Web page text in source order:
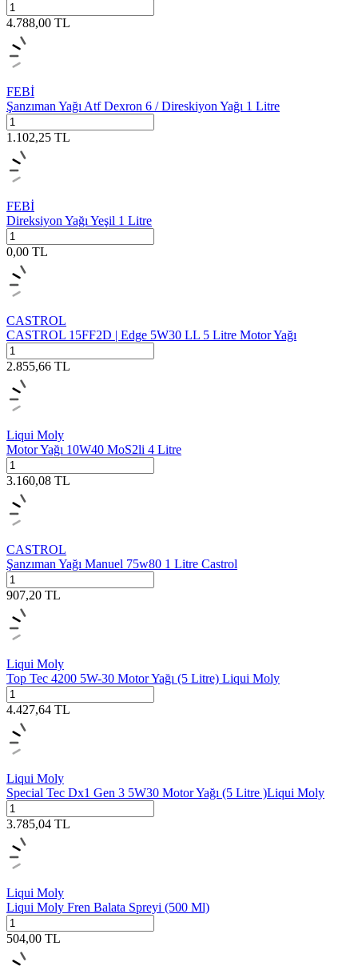
4.788,00 TL
FEBİ
Şanzıman Yağı Atf Dexron 6 / Direskiyon Yağı 1 Litre
1.102,25 TL
FEBİ
Direksiyon Yağı Yeşil 1 Litre
0,00 TL
CASTROL
CASTROL 15FF2D | Edge 5W30 LL 5 Litre Motor Yağı
2.855,66 TL
Liqui Moly
Motor Yağı 10W40 MoS2li 4 Litre
3.160,08 TL
CASTROL
Şanzıman Yağı Manuel 75w80 1 Litre Castrol
907,20 TL
Liqui Moly
Top Tec 4200 5W-30 Motor Yağı (5 Litre) Liqui Moly
4.427,64 TL
Liqui Moly
Special Tec Dx1 Gen 3 5W30 Motor Yağı (5 Litre )Liqui Moly
3.785,04 TL
Liqui Moly
Liqui Moly Fren Balata Spreyi (500 Ml)
504,00 TL